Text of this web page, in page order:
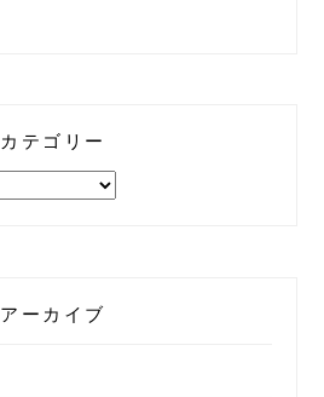
カテゴリー
アーカイブ